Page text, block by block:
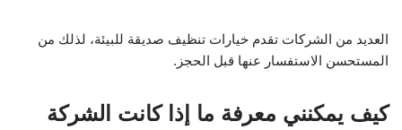
العديد من الشركات تقدم خيارات تنظيف صديقة للبيئة، لذلك من
المستحسن الاستفسار عنها قبل الحجز.
كيف يمكنني معرفة ما إذا كانت الشركة